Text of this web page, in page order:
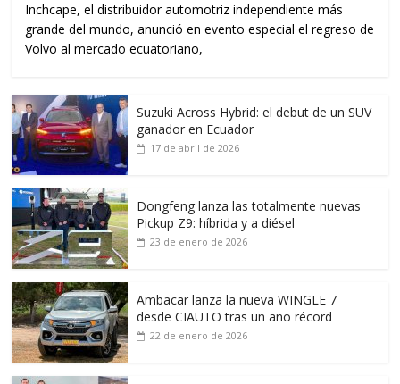
Inchcape, el distribuidor automotriz independiente más
grande del mundo, anunció en evento especial el regreso de
Volvo al mercado ecuatoriano,
Suzuki Across Hybrid: el debut de un SUV
ganador en Ecuador
17 de abril de 2026
Dongfeng lanza las totalmente nuevas
Pickup Z9: híbrida y a diésel
23 de enero de 2026
Ambacar lanza la nueva WINGLE 7
desde CIAUTO tras un año récord
22 de enero de 2026